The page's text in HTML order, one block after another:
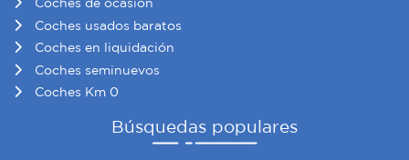
Coches de ocasión
Coches usados baratos
Coches en liquidación
Coches seminuevos
Coches Km 0
Búsquedas populares